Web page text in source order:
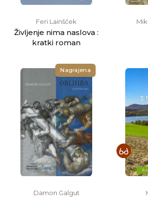
Feri Lainšček
Življenje nima naslova :
kratki roman
Nagrajena
Damon Galgut